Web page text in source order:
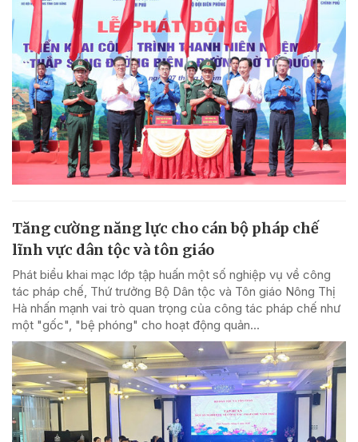
Tăng cường năng lực cho cán bộ pháp chế
lĩnh vực dân tộc và tôn giáo
Phát biểu khai mạc lớp tập huấn một số nghiệp vụ về công
tác pháp chế, Thứ trưởng Bộ Dân tộc và Tôn giáo Nông Thị
Hà nhấn mạnh vai trò quan trọng của công tác pháp chế như
một "gốc", "bệ phóng" cho hoạt động quản...